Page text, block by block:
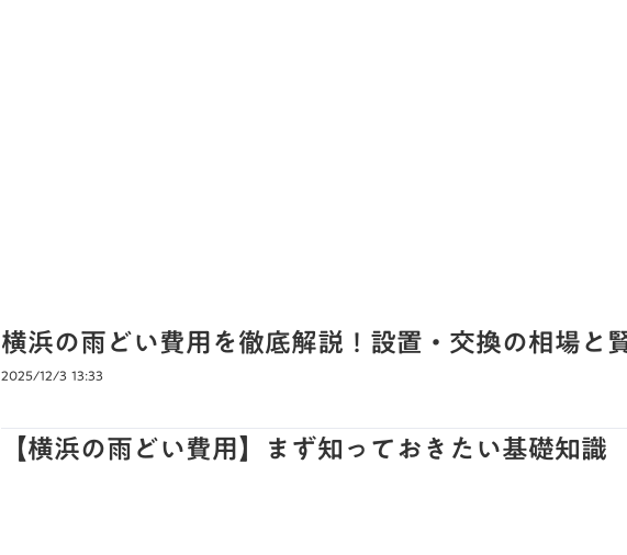
横浜の雨どい費用を徹底解説！設置・交換の相場と
2025/12/3 13:33
【横浜の雨どい費用】まず知っておきたい基礎知識